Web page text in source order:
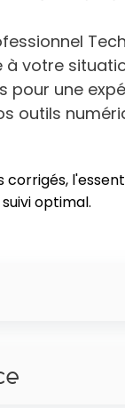
votre
pour une
outils
optimal.